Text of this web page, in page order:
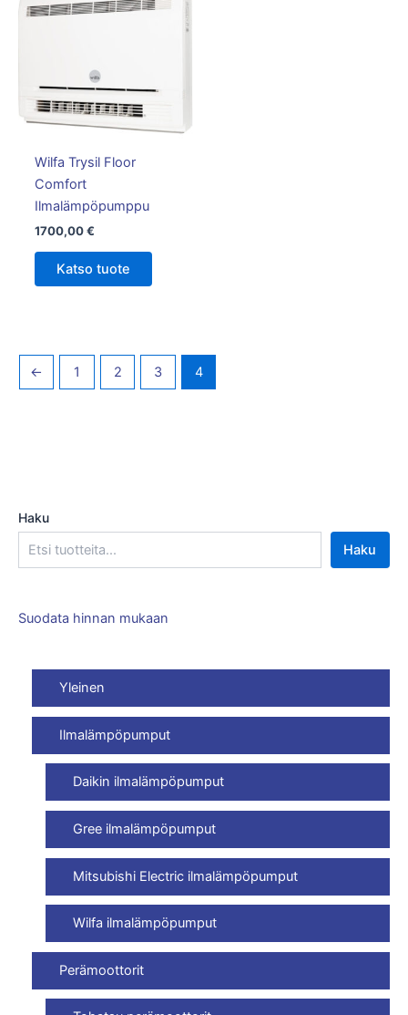
Haku
Haku
Suodata hinnan mukaan
Yleinen
Ilmalämpöpumput
Daikin ilmalämpöpumput
Gree ilmalämpöpumput
Mitsubishi Electric ilmalämpöpumput
Wilfa ilmalämpöpumput
Perämoottorit
Wilfa Trysil Floor
Comfort
Ilmalämpöpumppu
1700,00€
Katso tuote
← 1 2 3 4